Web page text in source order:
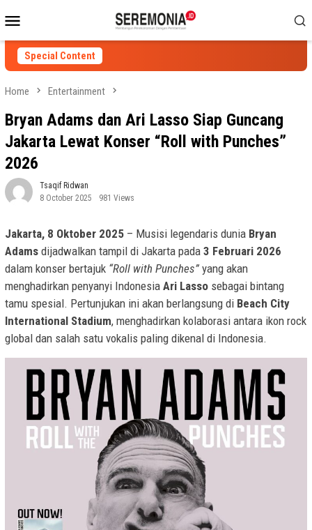
to
contentMenu
Special Content
Home Entertainment
Bryan Adams dan Ari Lasso Siap Guncang
Jakarta Lewat Konser “Roll with Punches”
2026
Tsaqif Ridwan
8 October 2025
981 Views
Jakarta, 8 Oktober 2025 – Musisi legendaris dunia Bryan
Adams dijadwalkan tampil di Jakarta pada 3 Februari 2026
dalam konser bertajuk “Roll with Punches” yang akan
menghadirkan penyanyi Indonesia Ari Lasso sebagai bintang
tamu spesial. Pertunjukan ini akan berlangsung di Beach City
International Stadium, menghadirkan kolaborasi antara ikon rock
global dan salah satu vokalis paling dikenal di Indonesia.